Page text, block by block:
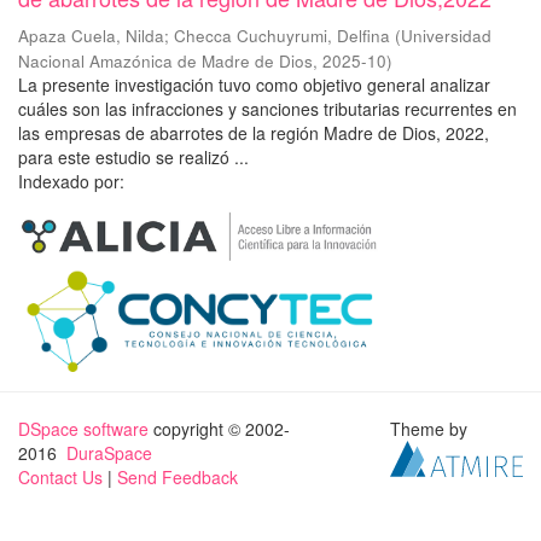
Apaza Cuela, Nilda; Checca Cuchuyrumi, Delfina (Universidad
Nacional Amazónica de Madre de Dios, 2025-10)
La presente investigación tuvo como objetivo general analizar
cuáles son las infracciones y sanciones tributarias recurrentes en
las empresas de abarrotes de la región Madre de Dios, 2022,
para este estudio se realizó ...
Indexado por:
DSpace software copyright © 2002-
2016 DuraSpace
Contact Us | Send Feedback
Theme by